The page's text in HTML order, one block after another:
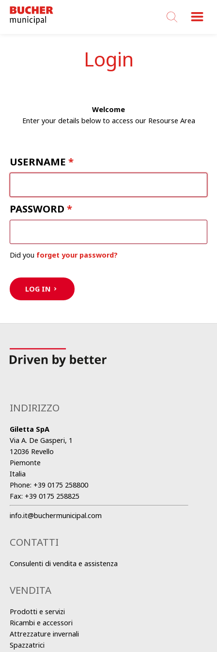
Bucher
Municipal
Login
Welcome
Enter your details below to access our Resourse Area
USERNAME
PASSWORD
Did you forget your password?
LOG IN
INDIRIZZO
Giletta SpA
Via A. De Gasperi, 1
12036 Revello
Piemonte
Italia
Phone: +39 0175 258800
Fax: +39 0175 258825
info.it@buchermunicipal.com
CONTATTI
Consulenti di vendita e assistenza
VENDITA
Prodotti e servizi
Ricambi e accessori
Attrezzature invernali
Spazzatrici